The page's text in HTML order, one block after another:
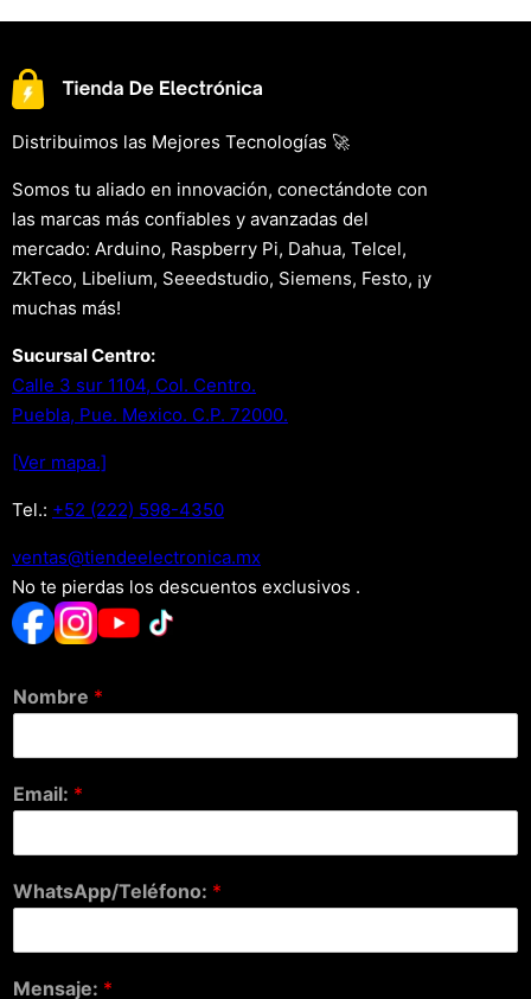
Distribuimos las Mejores Tecnologías 🚀
Somos tu aliado en innovación, conectándote con
las marcas más confiables y avanzadas del
mercado: Arduino, Raspberry Pi, Dahua, Telcel,
ZkTeco, Libelium, Seeedstudio, Siemens, Festo, ¡y
muchas más!
Sucursal Centro:
Calle 3 sur 1104, Col. Centro.
Puebla, Pue. Mexico. C.P. 72000.
[Ver mapa.]
Tel.: +52 (222) 598-4350
xm.acinortceleedneit@satnev
No te pierdas los descuentos exclusivos .
Nombre *
Email: *
WhatsApp/Teléfono: *
Mensaje: *